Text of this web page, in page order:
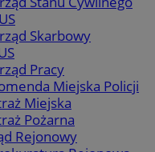
Skarbowy
Pracy
Miejska Policji
Miejska
Pożarna
Rejonowy